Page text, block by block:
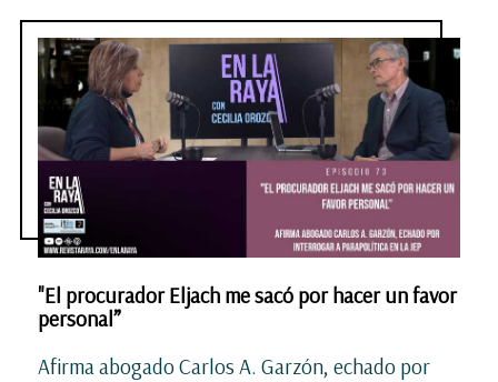
"El procurador Eljach me sacó por hacer un favor
personal”
Afirma abogado Carlos A. Garzón, echado por